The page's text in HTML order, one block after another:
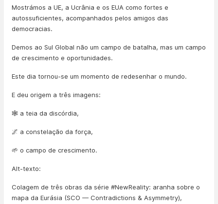
Mostrámos a UE, a Ucrânia e os EUA como fortes e
autossuficientes, acompanhados pelos amigos das
democracias.
Demos ao Sul Global não um campo de batalha, mas um campo
de crescimento e oportunidades.
Este dia tornou-se um momento de redesenhar o mundo.
E deu origem a três imagens:
🕸️ a teia da discórdia,
🌌 a constelação da força,
🌱 o campo de crescimento.
Alt-texto:
Colagem de três obras da série #NewReality: aranha sobre o
mapa da Eurásia (SCO — Contradictions & Asymmetry),